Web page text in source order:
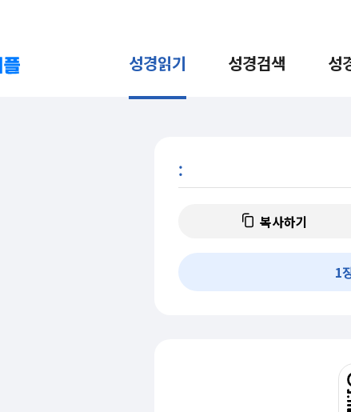
성경읽기 성경검색 성
:
복사하기
1